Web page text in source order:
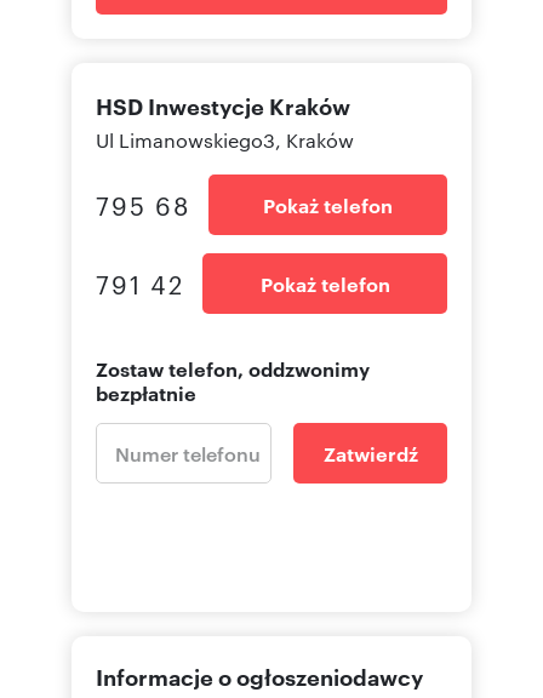
HSD Inwestycje Kraków
Ul Limanowskiego3, Kraków
795 68 Pokaż telefon
791 42 Pokaż telefon
Zostaw telefon, oddzwonimy
bezpłatnie
Zatwierdź
Informacje o ogłoszeniodawcy